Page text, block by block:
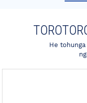
He tohunga